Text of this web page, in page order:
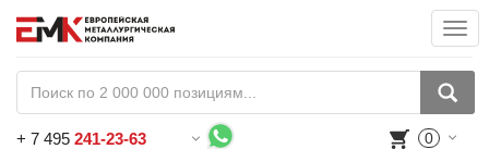
+ 7 495 241-23-63 0